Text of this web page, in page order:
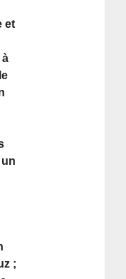
et
à
;